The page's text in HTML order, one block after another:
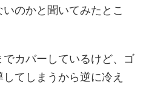
のかと聞いてみたとこ
でカバーしているけど、ゴ
てしまうから逆に冷え